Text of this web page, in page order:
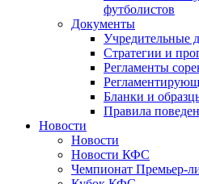
футболистов
Документы
Учредительные
Стратегии и
Регламенты
Бланки и
Правила
Новости
Новости
Новости КФС
Чемпионат Премьер-